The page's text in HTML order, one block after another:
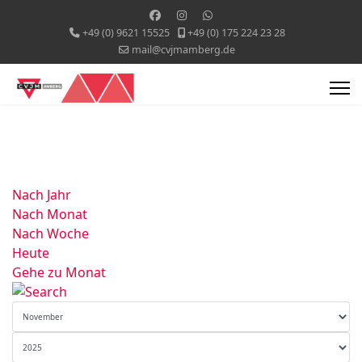
+49 (0) 9621 15525
+49 (0) 175 224 23 28
mail@cvjmamberg.de
Nach Jahr
Nach Monat
Nach Woche
Heute
Gehe zu Monat